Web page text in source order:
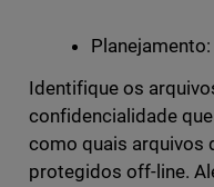
Planejamento:
Identifique os
confidencialidade
como quais arquivos
protegidos off-line.